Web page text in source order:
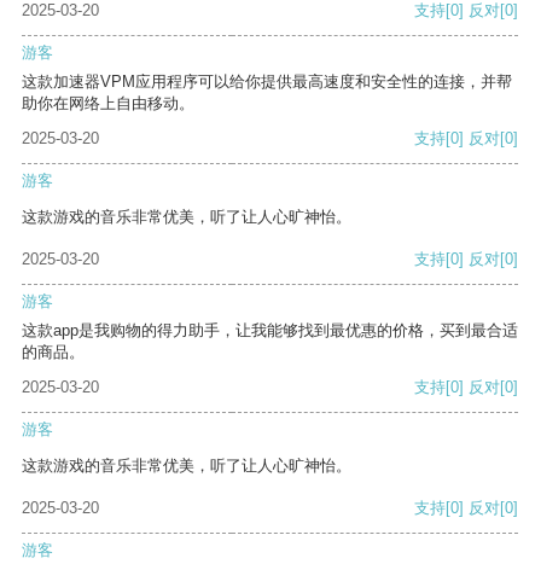
2025-03-20
支持[0] 反对[0]
游客
这款加速器VPM应用程序可以给你提供最高速度和安全性的连接，并帮
助你在网络上自由移动。
2025-03-20
支持[0] 反对[0]
游客
这款游戏的音乐非常优美，听了让人心旷神怡。
2025-03-20 支持[0] 反对[0]
游客
这款app是我购物的得力助手，让我能够找到最优惠的价格，买到最合适
的商品。
2025-03-20
支持[0] 反对[0]
游客
这款游戏的音乐非常优美，听了让人心旷神怡。
2025-03-20 支持[0] 反对[0]
游客